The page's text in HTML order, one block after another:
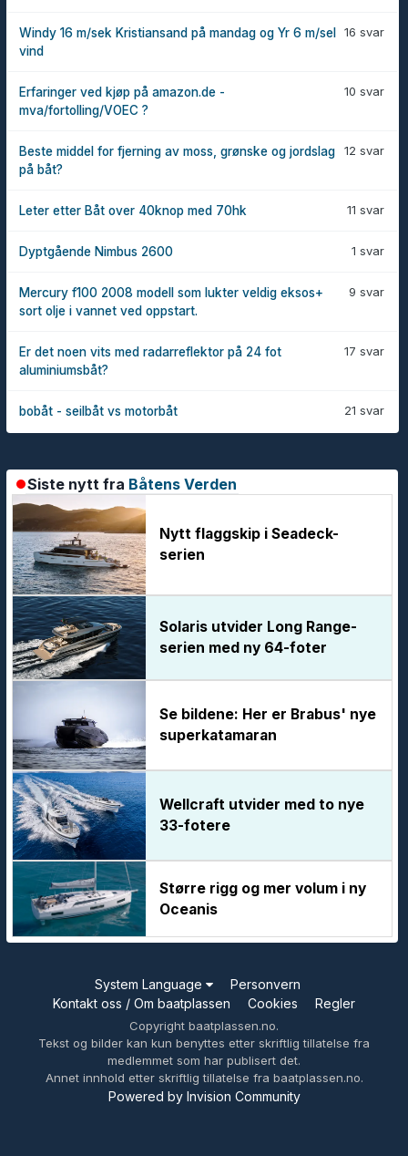
16 svar
Windy 16 m/sek Kristiansand på mandag og Yr 6 m/sel
vind
10 svar
Erfaringer ved kjøp på amazon.de -
mva/fortolling/VOEC ?
12 svar
Beste middel for fjerning av moss, grønske og jordslag
på båt?
11 svar
Leter etter Båt over 40knop med 70hk
1 svar
Dyptgående Nimbus 2600
9 svar
Mercury f100 2008 modell som lukter veldig eksos+
sort olje i vannet ved oppstart.
17 svar
Er det noen vits med radarreflektor på 24 fot
aluminiumsbåt?
21 svar
bobåt - seilbåt vs motorbåt
Siste nytt fra Båtens Verden
Nytt flaggskip i Seadeck-
serien
Solaris utvider Long Range-
serien med ny 64-foter
Se bildene: Her er Brabus' nye
superkatamaran
Wellcraft utvider med to nye
33-fotere
Større rigg og mer volum i ny
Oceanis
System Language
Personvern
Kontakt oss / Om baatplassen
Cookies Regler
Copyright baatplassen.no.
Tekst og bilder kan kun benyttes etter skriftlig tillatelse fra
medlemmet som har publisert det.
Annet innhold etter skriftlig tillatelse fra baatplassen.no.
Powered by Invision Community